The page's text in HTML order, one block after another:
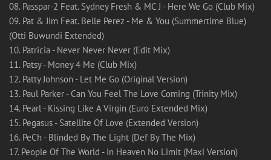
08. Passpar-2 Feat. Sydney Fresh & MC J - Here We Go (Club Mix)
09. Pat & Jim Feat. Belle Perez - Me & You (Summertime Blue)
(Otti Buwundi Extended)
10. Patricia - Never Never Never (Edit Mix)
11. Patsy - Money 4 Me (Club Mix)
12. Patty Johnson - Let Me Go (Original Version)
13. Paul Parker - Can You Feel The Love Coming (Trinity Mix)
14. Pearl - Kissing Like A Virgin (Euro Extended Mix)
15. Pegasus - Satellite Of Love (Extended Version)
16. PeCh - Blinded By The Light (Def By The Mix)
17. People Of The World - In Heaven No Limit (Maxi Version)